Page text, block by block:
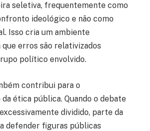
seletiva, frequentemente como
ideológico e não como
Isso cria um ambiente
erros são relativizados
político envolvido.
contribui para o
ética pública. Quando o debate
dividido, parte da
defender figuras públicas